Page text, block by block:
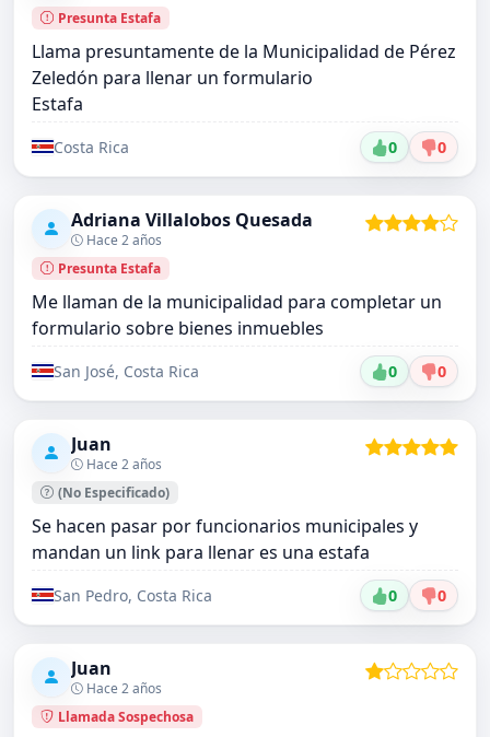
Presunta Estafa
Llama presuntamente de la Municipalidad de Pérez
Zeledón para llenar un formulario
Estafa
Costa Rica 0 0
Adriana Villalobos Quesada
Hace 2 años
Presunta Estafa
Me llaman de la municipalidad para completar un
formulario sobre bienes inmuebles
San José, Costa Rica 0 0
Juan
Hace 2 años
(No Especificado)
Se hacen pasar por funcionarios municipales y
mandan un link para llenar es una estafa
San Pedro, Costa Rica 0 0
Juan
Hace 2 años
Llamada Sospechosa